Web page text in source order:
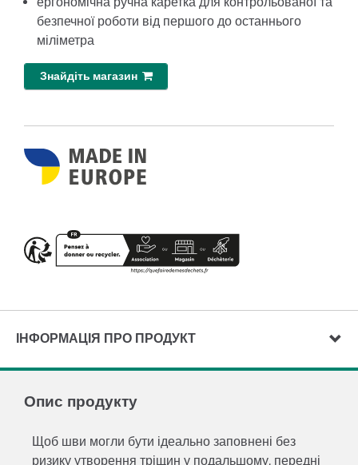
безпечної роботи від першого до останнього
міліметра
Знайдіть магазин
ІНФОРМАЦІЯ ПРО ПРОДУКТ
Опис продукту
Щоб шви могли бути ідеально заповнені без
ризику утворення тріщин у подальшому, передні